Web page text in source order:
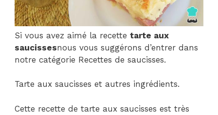
Si vous avez aimé la recette tarte aux
saucissesnous vous suggérons d’entrer dans
notre catégorie Recettes de saucisses.
Tarte aux saucisses et autres ingrédients.
Cette recette de tarte aux saucisses est très